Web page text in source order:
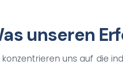
unseren
konzentrieren uns auf die